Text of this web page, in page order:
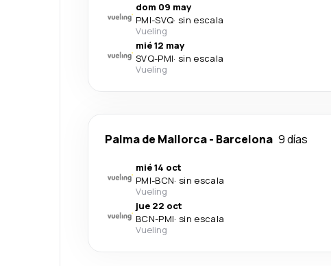
dom 09 may
PMI-SVQ· sin escala
Vueling
mié 12 may
SVQ-PMI· sin escala
Vueling
Palma de Mallorca- Barcelona 9 días
mié 14 oct
PMI-BCN· sin escala
Vueling
jue 22 oct
BCN-PMI· sin escala
Vueling